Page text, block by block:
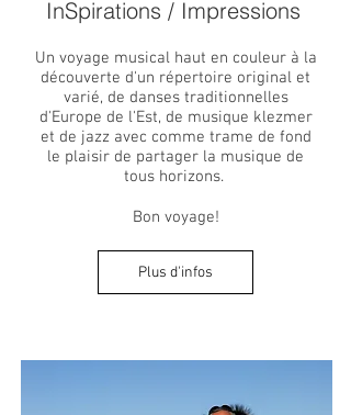
InSpirations / Impressions
Un voyage musical haut en couleur à la
découverte d'un répertoire original et
varié, de danses traditionnelles
d'Europe de l'Est, de musique klezmer
et de jazz avec comme trame de fond
le plaisir de partager la musique de
tous horizons.
Bon voyage!
Plus d'infos